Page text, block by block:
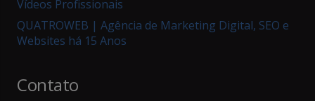
Vídeos Profissionais
QUATROWEB | Agência de Marketing Digital, SEO e
Websites há 15 Anos
Contato